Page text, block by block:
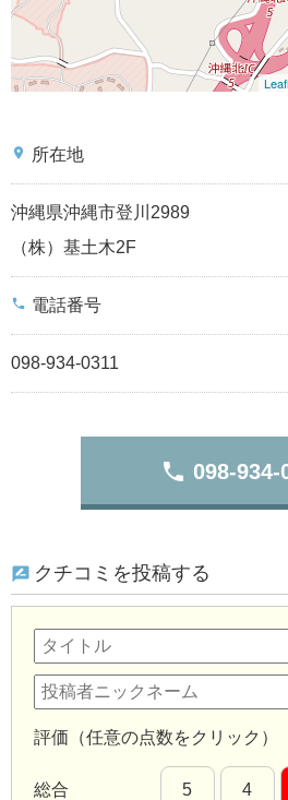
place 所在地
沖縄県沖縄市登川2989
（株）基土木2F
phone 電話番号
098-934-0311
phone 098-934-
クチコミを投稿する
評価（任意の点数をクリック）
総合 5 4